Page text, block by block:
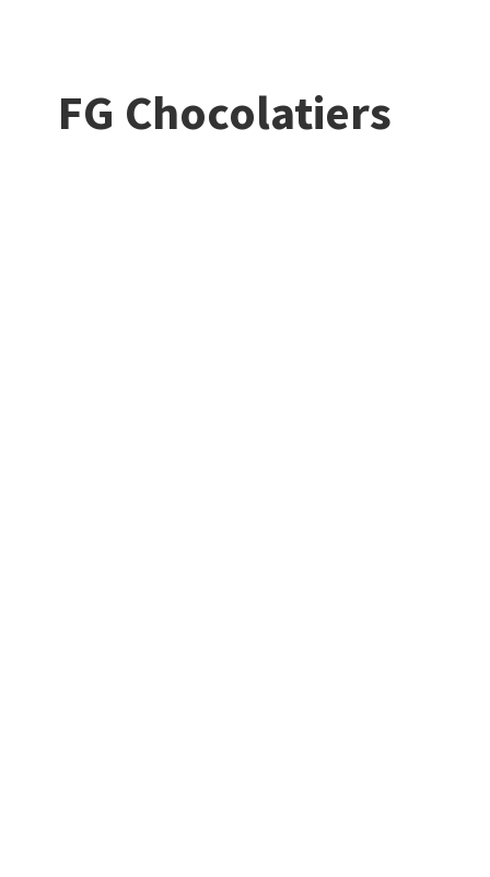
FG Chocolatiers